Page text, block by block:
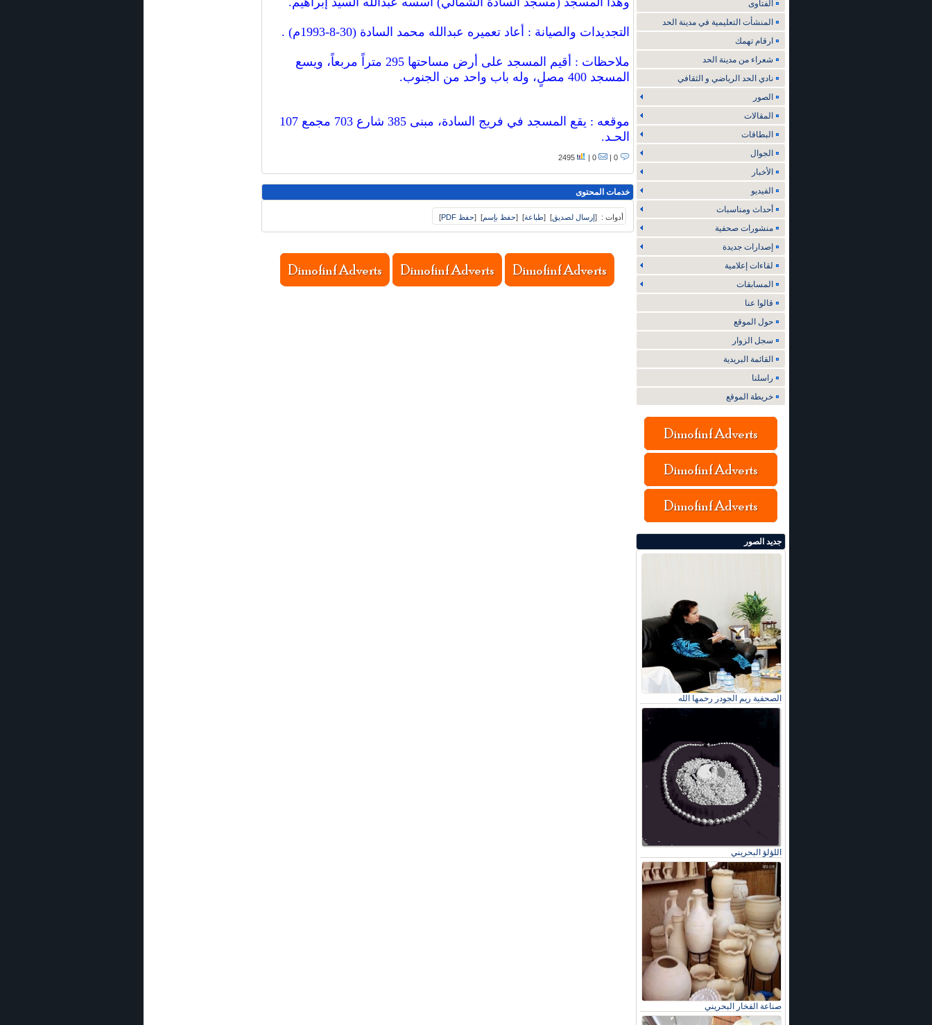
الفتاوى
المنشأت التعليمية في مدينة الحد
ارقام تهمك
شعراء من مدينة الحد
نادي الحد الرياضي و الثقافي
الصور
المقالات
البطاقات
الجوال
الأخبار
الفيديو
أحداث ومناسبات
منشورات صحفية
إصدارات جديدة
لقاءات إعلامية
المسابقات
قالوا عنا
حول الموقع
سجل الزوار
القائمة البريدية
راسلنا
خريطة الموقع
جديد الصور
الصحفية ريم الجودر رحمها الله
اللؤلؤ البحريني
صناعة الفخار البحريني
التجديدات والصيانة : أعاد تعميره عبدالله محمد السادة (30-8-1993م) .
ملاحظات : أقيم المسجد على أرض مساحتها 295 متراً مربعاً، ويسع
المسجد 400 مصلٍ، وله باب واحد من الجنوب.
موقعه : يقع المسجد في فريج السادة، مبنى 385 شارع 703 مجمع 107
الحـد.
0 |
0 |
2495
خدمات المحتوى
أدوات : [إرسال لصديق]
[طباعة]
[حفظ بإسم]
[حفظ PDF ]